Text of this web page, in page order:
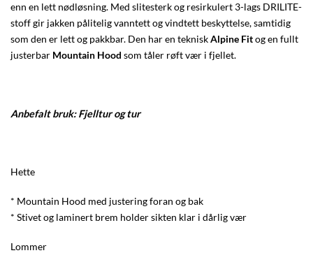
enn en lett nødløsning. Med slitesterk og resirkulert 3-lags DRILITE-
stoff gir jakken pålitelig vanntett og vindtett beskyttelse, samtidig
som den er lett og pakkbar. Den har en tekniskAlpine Fitog en fullt
justerbar Mountain Hood som tåler røft vær i fjellet.
Anbefalt bruk: Fjelltur og tur
Hette
* Mountain Hood med justering foran og bak
* Stivet og laminert brem holder sikten klar i dårlig vær
Lommer